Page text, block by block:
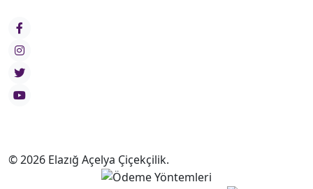
© 2026 Elazığ Açelya Çiçekçilik.